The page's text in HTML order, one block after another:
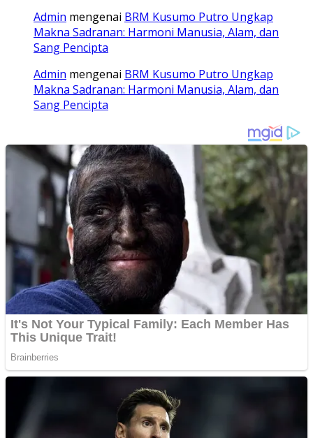
Admin mengenai BRM Kusumo Putro Ungkap
Makna Sadranan: Harmoni Manusia, Alam, dan
Sang Pencipta
Admin mengenai BRM Kusumo Putro Ungkap
Makna Sadranan: Harmoni Manusia, Alam, dan
Sang Pencipta